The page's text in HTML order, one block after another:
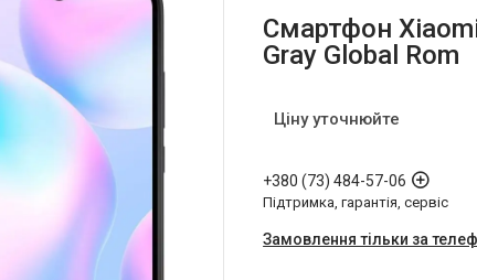
Смартфон
Gray Global Rom
Ціну уточнюйте
+380 (73) 484-57-06
Підтримка, гарантія, сервіс
Замовлення тільки за